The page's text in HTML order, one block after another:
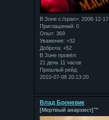
В Зоне с:/span>: 2008-12-17
Приглашений: 0
Опыт: 369
Уважение: +32
Доброта: +52
В Зоне провёл:
21 день 11 часов
Прошлый рейд:
2010-07-08 20:13:20
Влад Броневик
[Мертвый анархист]™